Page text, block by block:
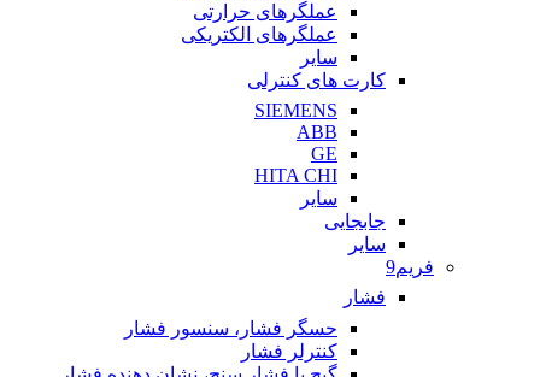
عملگرهای حرارتی
عملگرهای الکتریکی
سایر
کارت های کنترلی
SIEMENS
ABB
GE
HITA CHI
سایر
جابجایی
سایر
فریم9
فشار
حسگر فشار، سنسور فشار
کنترلر فشار